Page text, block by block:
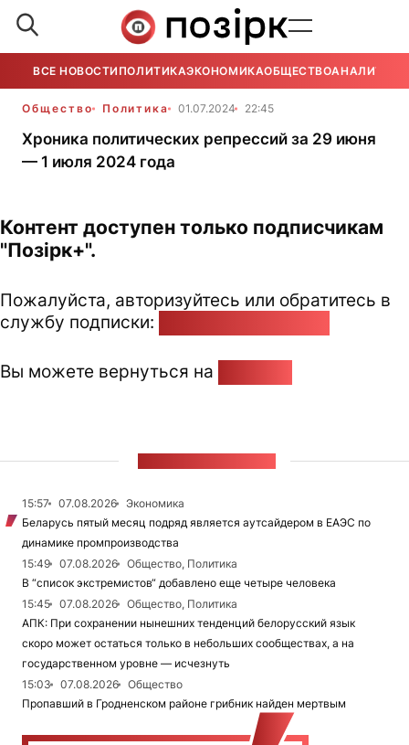
ВСЕ НОВОСТИ ПОЛИТИКАЭКОНОМИКАОБЩЕСТВОАНАЛИТИКА
Общество Политика 01.07.2024 22:45
Хроника политических репрессий за 29 июня
— 1 июля 2024 года
Контент доступен только подписчикам
"Позірк+".
Пожалуйста, авторизуйтесь или обратитесь в
службу подписки:
Вы можете вернуться на
15:57 07.08.2026
Экономика
Беларусь пятый месяц подряд является аутсайдером в ЕАЭС по
динамике промпроизводства
15:49
07.08.2026
Общество, Политика
В “список экстремистов“ добавлено еще четыре человека
15:45
07.08.2026
Общество, Политика
АПК: При сохранении нынешних тенденций белорусский язык
скоро может остаться только в небольших сообществах, а на
государственном уровне — исчезнуть
15:03
07.08.2026
Общество
Пропавший в Гродненском районе грибник найден мертвым